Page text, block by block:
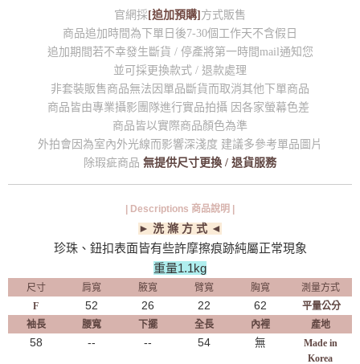
官網採 [追加預購] 方式販售
商品追加時間為下單日後7-30個工作天不含假日
追加期間若不幸發生斷貨 / 停產將第一時間mail通知您
並可採更換款式 / 退款處理
非套裝販售商品無法因單品斷貨而取消其他下單商品
商品皆由專業攝影團隊進行實品拍攝 因各家螢幕色差
商品皆以實際商品顏色為準
外拍會因為室內外光線而影響深淺度 建議多參考單品圖片
除瑕疵商品 無提供尺寸更換 / 退貨服務
| Descriptions 商品說明 |
► 洗 滌 方 式 ◄
珍珠、鈕扣表面皆有些許摩擦痕跡純屬正常現象
重量1.1kg
尺寸 肩寬 腋寬 臂寬 胸寬
測量方式
F
52 26 22 62
平量公分
袖長
腰寬 下擺 全長 內裡 產地
58 -- -- 54 無
Made in
Korea